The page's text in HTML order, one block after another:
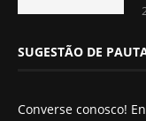
SUGESTÃO DE
Converse conosco!